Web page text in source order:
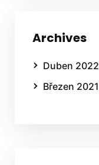
Archives
Duben 2022
Březen 2021